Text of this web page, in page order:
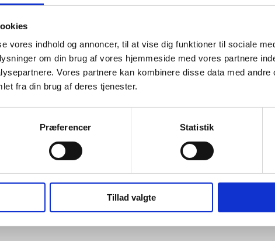
vores indhold og annoncer, til at vise dig funktioner til sociale
om din brug af vores hjemmeside med vores partnere
Vores partnere kan kombinere disse data med andre
fra din brug af deres tjenester.
Præferencer Statistik
Tillad valgte
om
din virksomhed. Vi kan
til en
samarbejder vi
inden for
Det